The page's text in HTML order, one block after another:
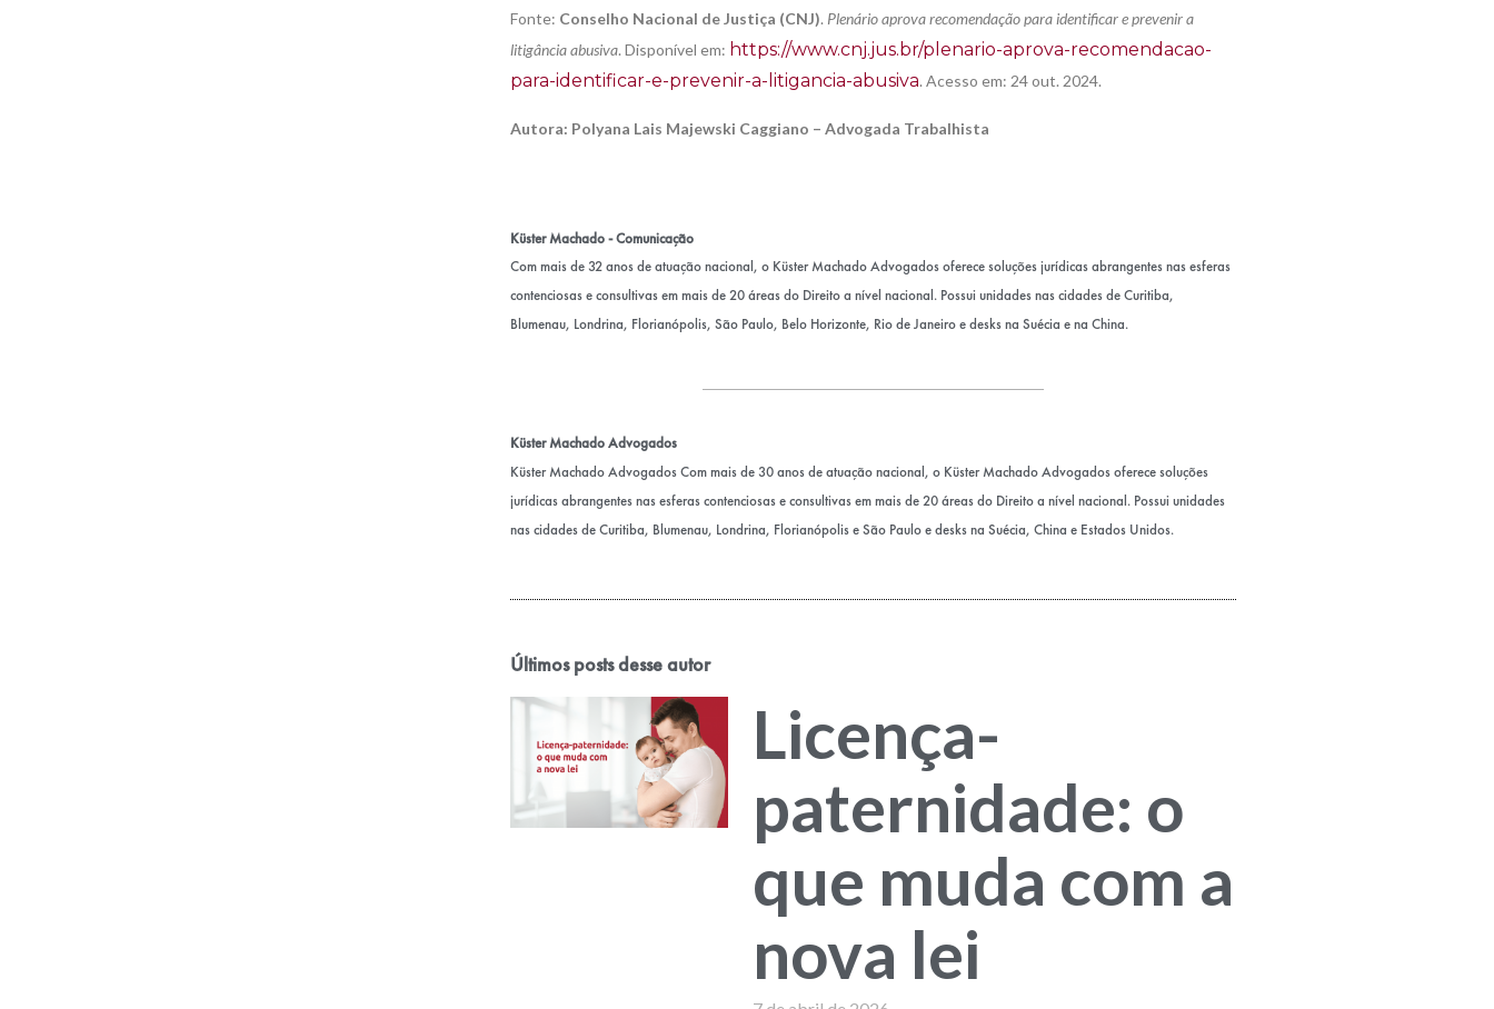
Fonte: Conselho Nacional de Justiça (CNJ). Plenário aprova recomendação para identificar e prevenir a
litigância abusiva. Disponível em: https://www.cnj.jus.br/plenario-aprova-recomendacao-
para-identificar-e-prevenir-a-litigancia-abusiva. Acesso em: 24 out. 2024.
Autora: Polyana Lais Majewski Caggiano – Advogada Trabalhista
Küster Machado - Comunicação
Com mais de 32 anos de atuação nacional, o Küster Machado Advogados oferece soluções jurídicas abrangentes nas esferas
contenciosas e consultivas em mais de 20 áreas do Direito a nível nacional. Possui unidades nas cidades de Curitiba,
Blumenau, Londrina, Florianópolis, São Paulo, Belo Horizonte, Rio de Janeiro e desks na Suécia e na China.
Küster Machado Advogados
Küster Machado Advogados Com mais de 30 anos de atuação nacional, o Küster Machado Advogados oferece soluções
jurídicas abrangentes nas esferas contenciosas e consultivas em mais de 20 áreas do Direito a nível nacional. Possui unidades
nas cidades de Curitiba, Blumenau, Londrina, Florianópolis e São Paulo e desks na Suécia, China e Estados Unidos.
Últimos posts desse autor
Licença-
paternidade: o
que muda com a
nova lei